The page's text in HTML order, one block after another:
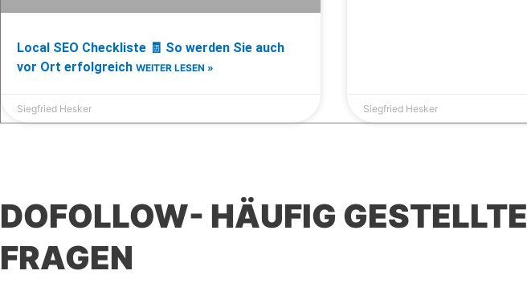
Local SEO Checkliste 🧾 So werden Sie auch
vor Ort erfolgreich WEITER LESEN »
Siegfried Hesker Siegfried Hesker
DOFOLLOW- HÄUFIG GESTELLTE
FRAGEN